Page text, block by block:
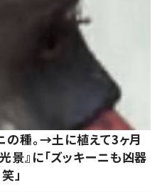
の種。→土に植えて3ヶ月
』に「ズッキーニも凶器
」